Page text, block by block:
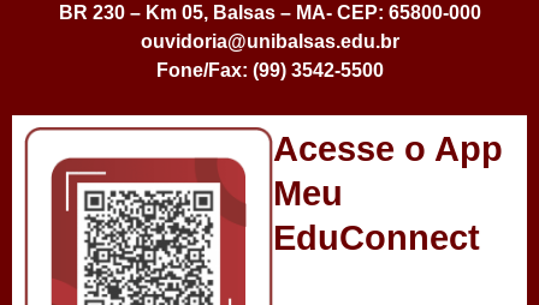
BR 230 – Km 05, Balsas – MA- CEP: 65800-000
ouvidoria@unibalsas.edu.br
Fone/Fax: (99) 3542-5500
Acesse o App
Meu
EduConnect